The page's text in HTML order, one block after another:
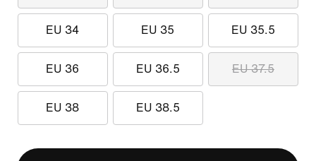
EU 34 EU 35 EU 35.5
EU 36 EU 36.5 EU 37.5
EU 38 EU 38.5